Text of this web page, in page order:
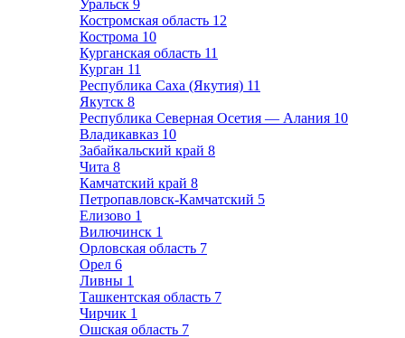
Уральск 9
Костромская область 12
Кострома 10
Курганская область 11
Курган 11
Республика Саха (Якутия) 11
Якутск 8
Республика Северная Осетия — Алания 10
Владикавказ 10
Забайкальский край 8
Чита 8
Камчатский край 8
Петропавловск-Камчатский 5
Елизово 1
Вилючинск 1
Орловская область 7
Орел 6
Ливны 1
Ташкентская область 7
Чирчик 1
Ошская область 7